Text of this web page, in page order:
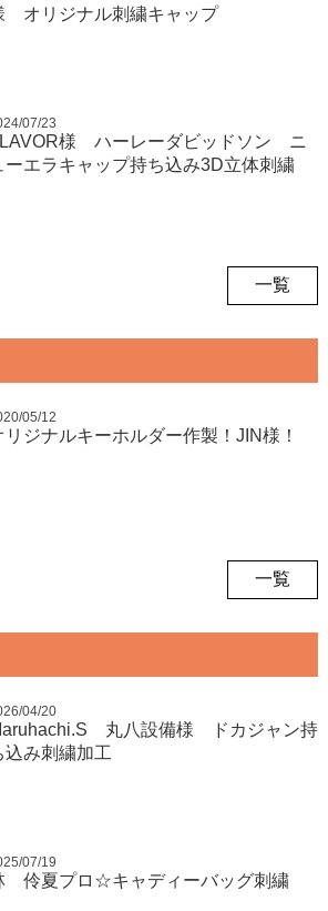
オリジナル刺繍キャップ
07/23
様 ハーレーダビッドソン ニ
ーエラキャップ持ち込み3D立体刺繍
一覧
05/12
リジナルキーホルダー作製！JIN様！
一覧
04/20
丸八設備様 ドカジャン持
込み刺繍加工
07/19
伶夏プロ☆キャディーバッグ刺繍